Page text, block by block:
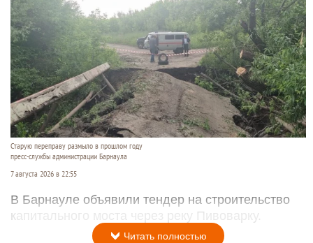
Старую переправу размыло в прошлом году
пресс-службы администрации Барнаула
7 августа 2026 в 22:55
В Барнауле объявили тендер на строительство
капитального моста через реку Пивоварку.
Читать полностью